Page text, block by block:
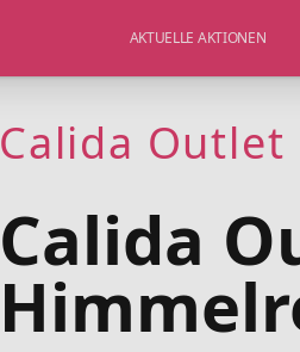
AKTUELLE AKTIONEN
Calida
Calida